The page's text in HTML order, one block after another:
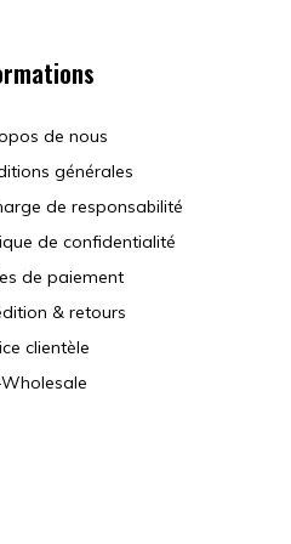
de nous
générales
de responsabilité
de confidentialité
de paiement
& retours
clientèle